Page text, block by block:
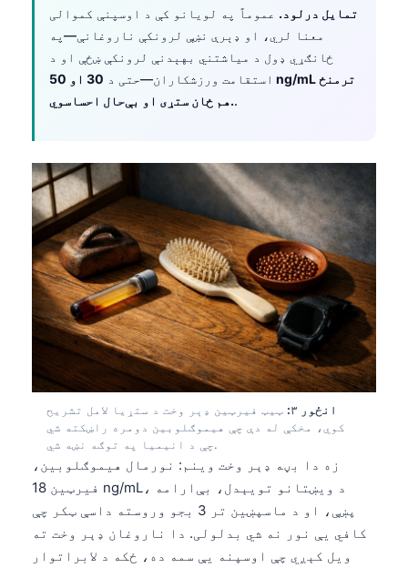
تمایل درلود. عموماً په لویانو کې د اوسپنې کموالی
معنا لري، او ډېرې نښې لرونکې ناروغانې—په
ځانګړي ډول د میاشتني بهېدنې لرونکې ښځې او د
استقامت ورزشکاران—حتی د
30 او 50 ng/mL ترمنځ
هم ځان ستړی او بې‌حال احساسوي..
انځور ۳:
ټیټ فیرټین ډېر وخت د ستړیا لامل تشریح
کوي، مخکې له دې چې هیموګلوبین دومره راښکته شي
چې د انیمیا په توګه نښه شي.
زه دا بڼه ډېر وخت وینم: نورمال هیموګلوبین،
فیرټین 18 ng/mL، د ویښتانو تویېدل، بې‌ارامه
پښې، او د ماسپښین تر 3 بجو وروسته داسې ټکر چې
کافي یې نور نه شي بدلولی. دا ناروغان ډېر وخت ته
ویل کېږي چې اوسپنه یې سمه ده، ځکه د لابراتوار